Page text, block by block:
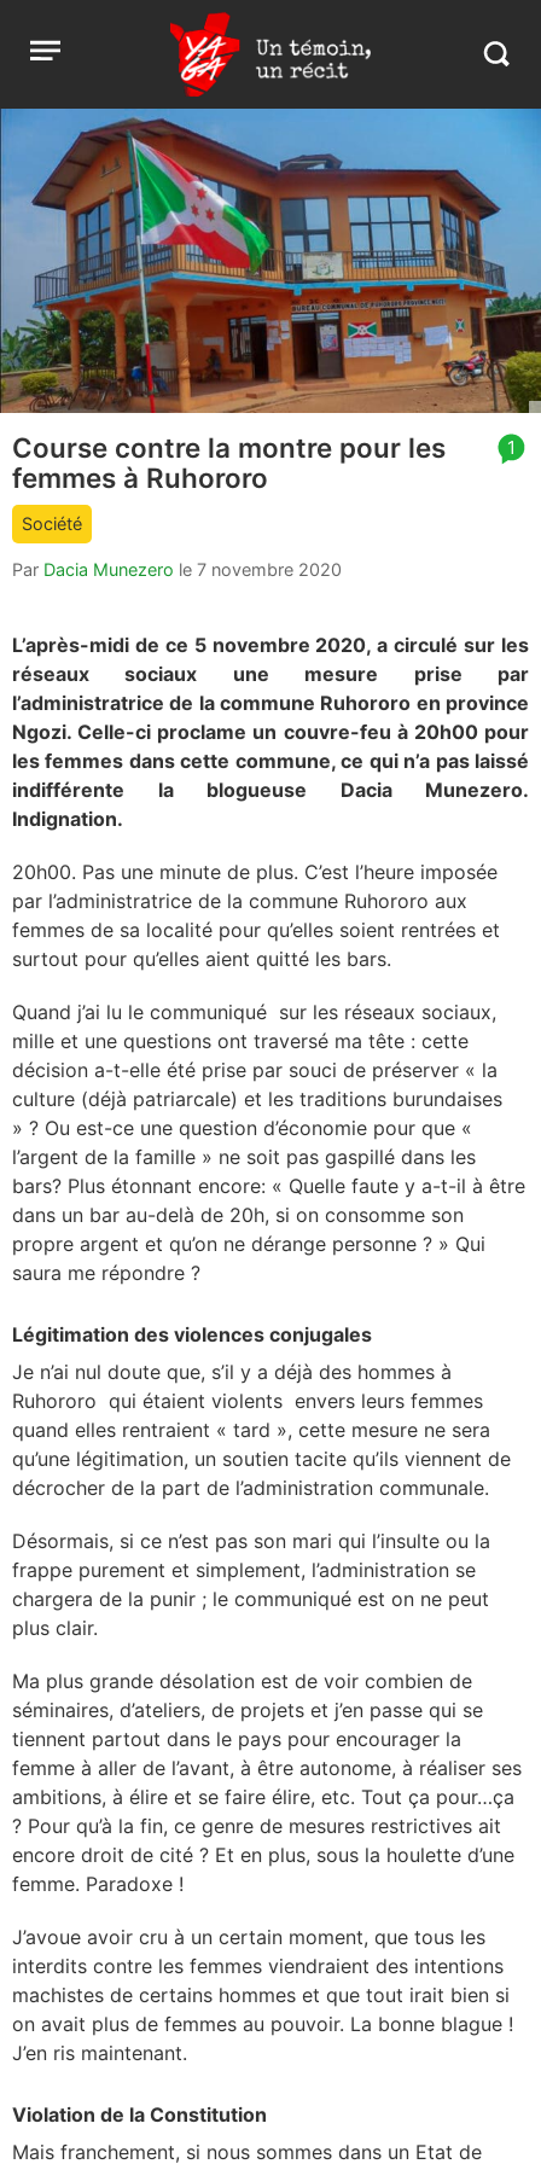
Open
menu
Yaga
Burundi
Search
article
comment
count
1
Course contre la montre pour les
femmes à Ruhororo
Société
Par Dacia Munezero le 7 novembre 2020
L’après-midi de ce 5 novembre 2020, a circulé sur les
réseaux sociaux une mesure prise par
l’administratrice de la commune Ruhororo en province
Ngozi. Celle-ci proclame un couvre-feu à 20h00 pour
les femmes dans cette commune, ce qui n’a pas laissé
indifférente la blogueuse Dacia Munezero.
Indignation.
20h00. Pas une minute de plus. C’est l’heure imposée
par l’administratrice de la commune Ruhororo aux
femmes de sa localité pour qu’elles soient rentrées et
surtout pour qu’elles aient quitté les bars.
Quand j’ai lu le communiqué sur les réseaux sociaux,
mille et une questions ont traversé ma tête : cette
décision a-t-elle été prise par souci de préserver « la
culture (déjà patriarcale) et les traditions burundaises
» ? Ou est-ce une question d’économie pour que «
l’argent de la famille » ne soit pas gaspillé dans les
bars? Plus étonnant encore: « Quelle faute y a-t-il à être
dans un bar au-delà de 20h, si on consomme son
propre argent et qu’on ne dérange personne ? » Qui
saura me répondre ?
Légitimation des violences conjugales
Je n’ai nul doute que, s’il y a déjà des hommes à
Ruhororo qui étaient violents envers leurs femmes
quand elles rentraient « tard », cette mesure ne sera
qu’une légitimation, un soutien tacite qu’ils viennent de
décrocher de la part de l’administration communale.
Désormais, si ce n’est pas son mari qui l’insulte ou la
frappe purement et simplement, l’administration se
chargera de la punir ; le communiqué est on ne peut
plus clair.
Ma plus grande désolation est de voir combien de
séminaires, d’ateliers, de projets et j’en passe qui se
tiennent partout dans le pays pour encourager la
femme à aller de l’avant, à être autonome, à réaliser ses
ambitions, à élire et se faire élire, etc. Tout ça pour…ça
? Pour qu’à la fin, ce genre de mesures restrictives ait
encore droit de cité ? Et en plus, sous la houlette d’une
femme. Paradoxe !
J’avoue avoir cru à un certain moment, que tous les
interdits contre les femmes viendraient des intentions
machistes de certains hommes et que tout irait bien si
on avait plus de femmes au pouvoir. La bonne blague !
J’en ris maintenant.
Violation de la Constitution
Mais franchement, si nous sommes dans un Etat de